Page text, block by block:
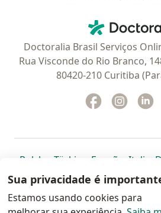
Doctoralia Brasil Serviços
Rua Visconde do Rio Branco,
80420-210 Curitiba
Facebook
abre num
abre
Polska abre num novo separador
Türkiye abre num novo
España abre
Italia
Portugal abre num novo
, México abre num
, abre
Brasil
Colombia
Sua privacidade é
Estamos usando cookies para